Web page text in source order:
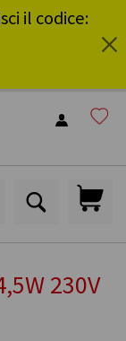
il codice:
230V